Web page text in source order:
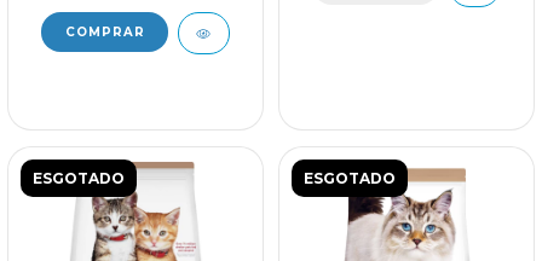
ESGOTADO ESGOTADO